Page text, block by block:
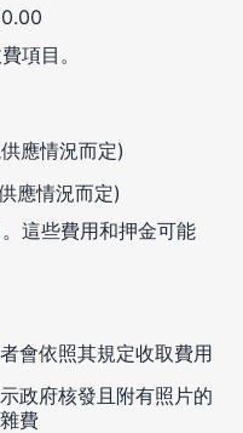
項目。
應情況而定)
應情況而定)
這些費用和押金可能
會依照其規定收取費用
政府核發且附有照片的
費